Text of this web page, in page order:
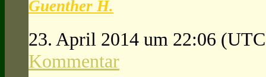
Guenther H.
23. April 2014 um 22:06
Kommentar